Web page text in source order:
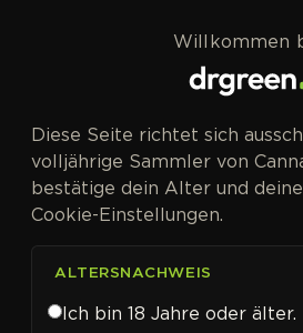
Willkommen
Diese Seite richtet sich
volljährige Sammler von
bestätige dein Alter und
Cookie-Einstellungen.
ALTERSNACHWEIS
Ich bin 18 Jahre oder älter.